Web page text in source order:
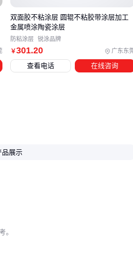
续高温后都是重点检查时段，温差变
率。
合作伙伴，不仅要看初始性能，更要
沥青胶泥 到耐高温沥青胶泥
，关
匹配，配套施工和定期维护才能真正
￥301.20 广东东
双面胶不粘涂层 圆辊不粘胶带涂层加工
金属喷涂陶瓷涂层
防粘涂层 锐涂品牌
查看电话 在线咨询
品展示
。